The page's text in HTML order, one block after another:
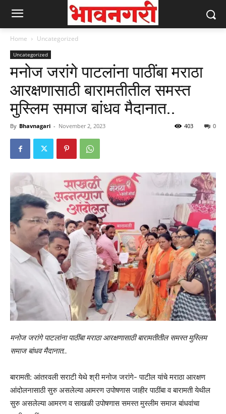
Home Uncategorized
Uncategorized
मनोज जरांगे पाटलांना पाठींबा मराठा
आरक्षणासाठी बारामतीतील समस्त
मुस्लिम समाज बांधव मैदानात..
By Bhavnagari - November 2, 2023 0
403
मनोज जरांगे पाटलांना पाठींबा मराठा आरक्षणासाठी बारामतीतील समस्त मुस्लिम
समाज बांधव मैदानात..
बारामती: आंतरवली सराटी येथे श्री मनोज जरांगे- पाटील यांचे मराठा आरक्षण
आंदोलनासाठी सुरु असलेल्या आमरण उपोषणास जाहीर पाठींबा व बारामती येथील
सुरु असलेल्या आमरण व साखळी उपोषणास समस्त मुस्लीम समाज बांधवांचा